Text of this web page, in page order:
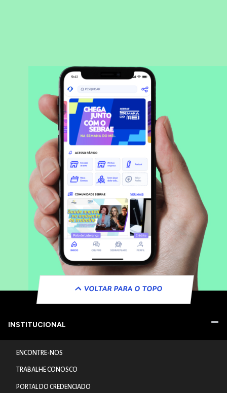
VOLTAR PARA O TOPO
INSTITUCIONAL
ENCONTRE-NOS
TRABALHE CONOSCO
PORTAL DO CREDENCIADO